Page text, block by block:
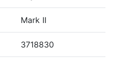
Mark II
3718830